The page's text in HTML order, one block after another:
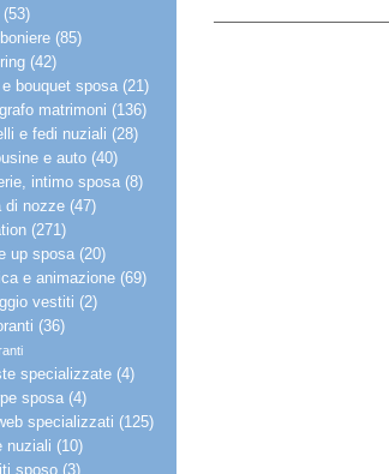
(53)
(85)
(42)
e bouquet sposa (21)
matrimoni (136)
e fedi nuziali (28)
e auto (40)
intimo sposa (8)
di nozze (47)
(271)
up sposa (20)
e animazione (69)
vestiti (2)
(36)
specializzate (4)
sposa (4)
specializzati (125)
nuziali (10)
sposo (3)